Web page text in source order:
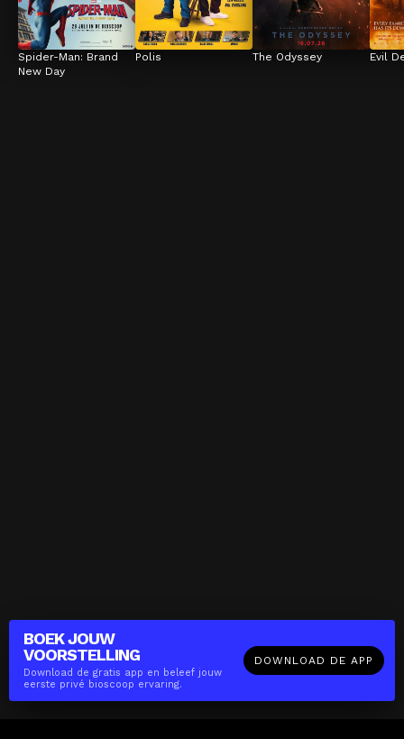
BOEK JOUW
VOORSTELLING
Download de gratis app en beleef jouw
eerste privé bioscoop ervaring.
DOWNLOAD DE APP
Spider-Man: Brand
New Day
Polis The Odyssey Evil